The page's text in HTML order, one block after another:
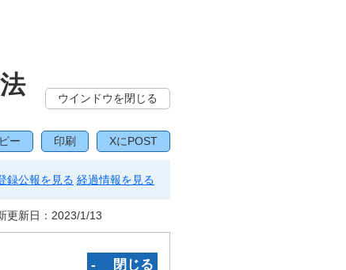
ウインドウを閉じる
ー 印刷 XにPOST
録公報を見る 経過情報を見る
更新日： 2023/1/13
‐ 閉じる